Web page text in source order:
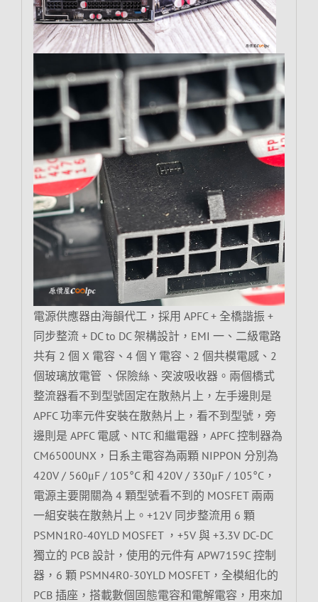
電源供應器由海韻代工，採用 APFC + 全橋諧振 +
同步整流 + DC to DC 架構設計，EMI 一、二級電路
共有 2 個 X 電容、4 個 Y 電容、2 個共模電感、2
個玻璃放電管 、保險絲、突波吸收器。兩個橋式
整流器看不到型號固定在散熱片上，左手邊則是
APFC 功率元件安裝在散熱片上，看不到型號，旁
邊則是 APFC 電感、NTC 和繼電器，APFC 控制器為
CM6500UNX，日系主電容為兩顆 NIPPON 分別為
420V / 560μF / 105°C 和 420V / 330μF / 105°C，
電源主要開關為 4 顆型號看不到的 MOSFET 兩兩
一組安裝在散熱片上。+12V 同步整流用 6 顆
PSMN1R0-40YLD MOSFET ，+5V 與 +3.3V DC-DC
獨立的 PCB 設計，使用的元件有 APW7159C 控制
器，6 顆 PSMN4R0-30YLD MOSFET，全模組化的
PCB 插座，搭載數個固態電容和電解電容，用來加